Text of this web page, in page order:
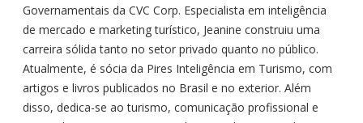
Governamentais da CVC Corp. Especialista em inteligência
de mercado e marketing turístico, Jeanine construiu uma
carreira sólida tanto no setor privado quanto no público.
Atualmente, é sócia da Pires Inteligência em Turismo, com
artigos e livros publicados no Brasil e no exterior. Além
disso, dedica-se ao turismo, comunicação profissional e